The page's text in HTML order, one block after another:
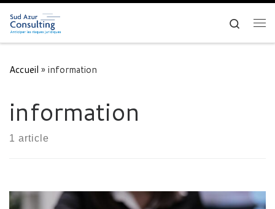
Skip to content Search
Accueil »information
information
1 article